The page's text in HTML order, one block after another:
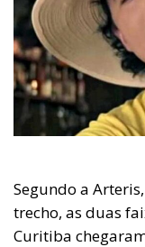
Segundo a
trecho, as duas
Curitiba